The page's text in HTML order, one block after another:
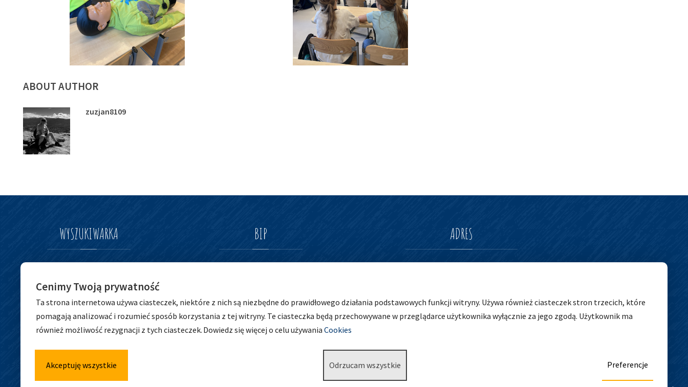
ABOUT AUTHOR
zuzjan8109
WYSZUKIWARKA
dla:
Szukaj
BIP ADRES
51-004 Wrocław
tel. 71 798 44 28
Cenimy Twoją prywatność
Ta strona internetowa używa ciasteczek, niektóre z nich są niezbędne do prawidłowego działania podstawowych funkcji witryny. Używa również ciasteczek stron trzecich, które
pomagają analizować i rozumieć sposób korzystania z tej witryny. Te ciasteczka będą przechowywane w przeglądarce użytkownika wyłącznie za jego zgodą. Użytkownik ma
również możliwość rezygnacji z tych ciasteczek. Dowiedz się więcej o celu używania Cookies
Akceptuję wszystkie Odrzucam wszystkie Preferencje